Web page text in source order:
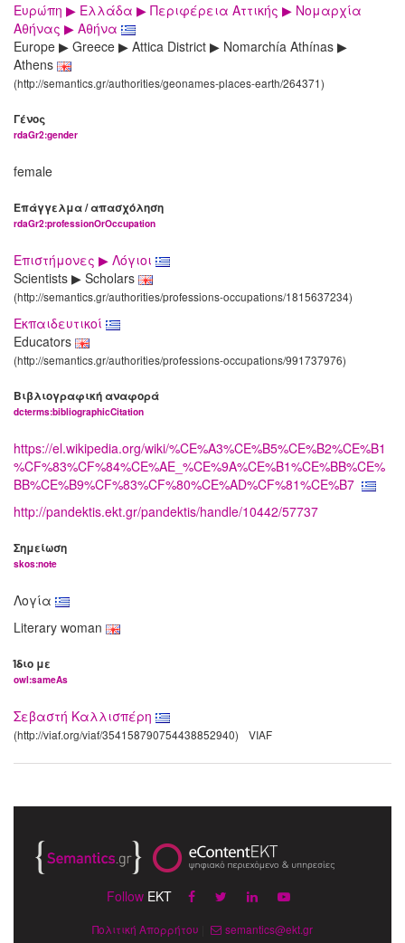
Ευρώπη ▶ Ελλάδα ▶ Περιφέρεια Αττικής ▶ Νομαρχία
Αθήνας ▶ Αθήνα
Europe ▶ Greece ▶ Attica District ▶ Nomarchía Athínas ▶
Athens
(http://semantics.gr/authorities/geonames-places-earth/264371)
Γένος
rdaGr2:gender
female
Επάγγελμα / απασχόληση
rdaGr2:professionOrOccupation
Επιστήμονες ▶ Λόγιοι
Scientists ▶ Scholars
(http://semantics.gr/authorities/professions-occupations/1815637234)
Εκπαιδευτικοί
Educators
(http://semantics.gr/authorities/professions-occupations/991737976)
Βιβλιογραφική αναφορά
dcterms:bibliographicCitation
https://el.wikipedia.org/wiki/%CE%A3%CE%B5%CE%B2%CE%B1
%CF%83%CF%84%CE%AE_%CE%9A%CE%B1%CE%BB%CE%
BB%CE%B9%CF%83%CF%80%CE%AD%CF%81%CE%B7
http://pandektis.ekt.gr/pandektis/handle/10442/57737
Σημείωση
skos:note
Λογία
Literary woman
Ίδιο με
owl:sameAs
Σεβαστή Καλλισπέρη
(http://viaf.org/viaf/354158790754438852940) VIAF
Follow EKT
Πολιτική Απορρήτου semantics@ekt.gr